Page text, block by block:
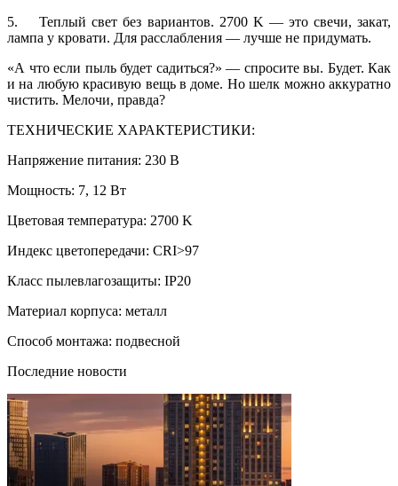
5. Теплый свет без вариантов. 2700 K — это свечи, закат,
лампа у кровати. Для расслабления — лучше не придумать.
«А что если пыль будет садиться?» — спросите вы. Будет. Как
и на любую красивую вещь в доме. Но шелк можно аккуратно
чистить. Мелочи, правда?
ТЕХНИЧЕСКИЕ ХАРАКТЕРИСТИКИ:
Напряжение питания: 230 В
Мощность: 7, 12 Вт
Цветовая температура: 2700 K
Индекс цветопередачи: CRI>97
Класс пылевлагозащиты: IP20
Материал корпуса: металл
Способ монтажа: подвесной
Последние новости